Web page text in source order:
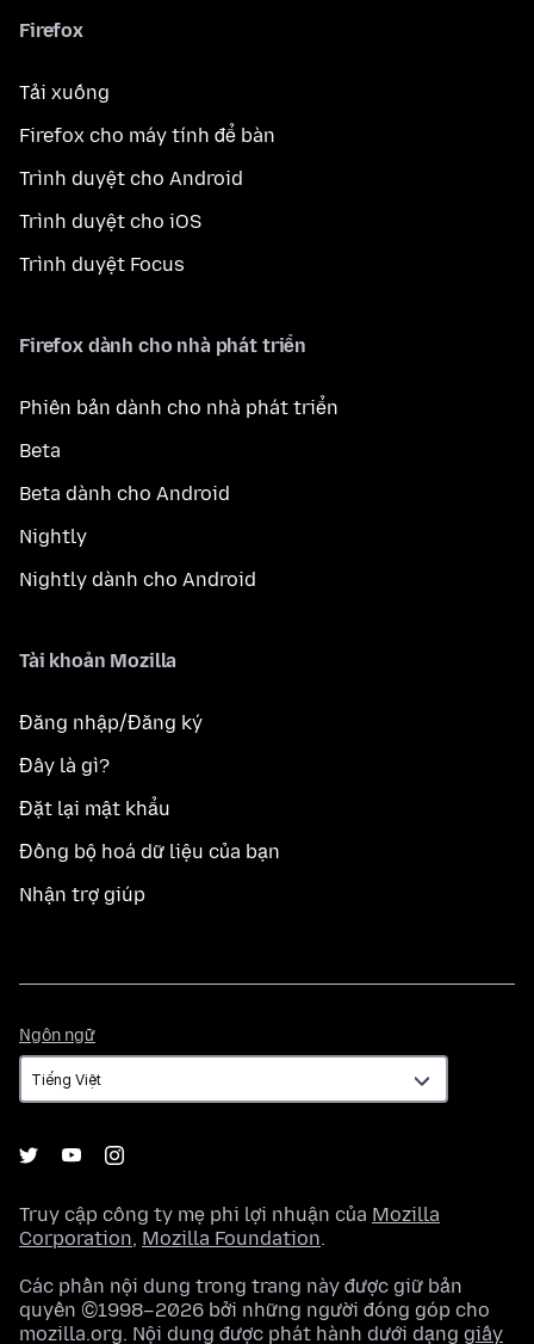
Firefox
Tải xuống
Firefox cho máy tính để bàn
Trình duyệt cho Android
Trình duyệt cho iOS
Trình duyệt Focus
Firefox dành cho nhà phát triển
Phiên bản dành cho nhà phát triển
Beta
Beta dành cho Android
Nightly
Nightly dành cho Android
Tài khoản Mozilla
Đăng nhập/Đăng ký
Đây là gì?
Đặt lại mật khẩu
Đồng bộ hoá dữ liệu của bạn
Nhận trợ giúp
Ngôn ngữ
ngữ
Truy cập công ty mẹ phi lợi nhuận của Mozilla
Corporation, Mozilla Foundation.
Các phần nội dung trong trang này được giữ bản
quyền ©1998–2026 bởi những người đóng góp cho
mozilla.org. Nội dung được phát hành dưới dạng giấy